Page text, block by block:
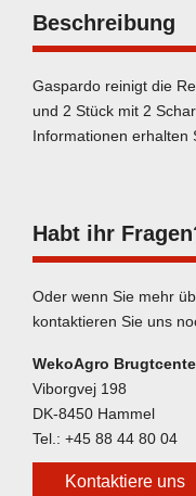
Beschreibung
Gaspardo reinigt die
und 2 Stück mit 2
Informationen erhalten
Habt ihr
Oder wenn Sie mehr
kontaktieren Sie uns
WekoAgro
Viborgvej 198
DK-8450 Hammel
Tel.: +45 88 44 80 04
Kontaktiere uns